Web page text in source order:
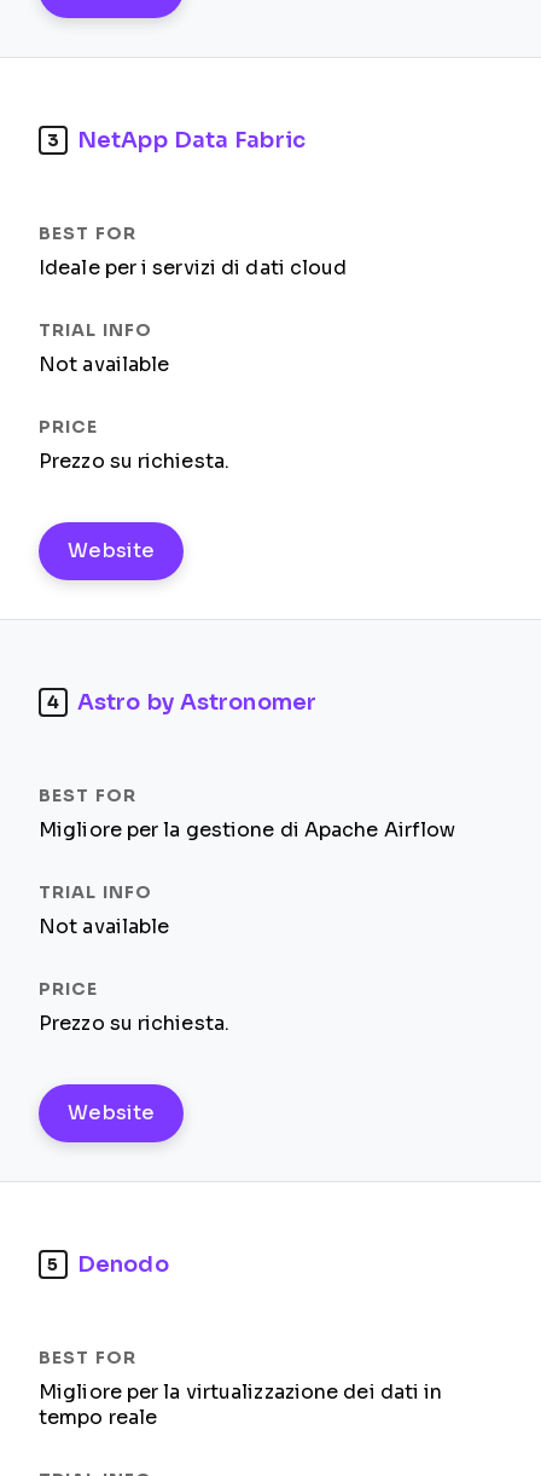
3 NetApp Data Fabric
Ideale per i servizi di dati cloud
Not available
Prezzo su richiesta.
Website
4 Astro by Astronomer
Migliore per la gestione di Apache Airflow
Not available
Prezzo su richiesta.
Website
5 Denodo
Migliore per la virtualizzazione dei dati in
tempo reale